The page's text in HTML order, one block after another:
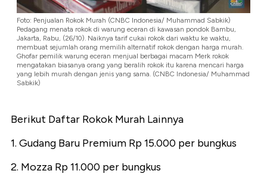
Foto: Penjualan Rokok Murah (CNBC Indonesia/ Muhammad Sabkik)
Pedagang menata rokok di warung eceran di kawasan pondok Bambu,
Jakarta, Rabu, (26/10). Naiknya tarif cukai rokok dari waktu ke waktu,
membuat sejumlah orang memilih alternatif rokok dengan harga murah.
Ghofar pemilik warung eceran menjual berbagai macam Merk rokok
mengatakan biasanya orang yang beralih rokok itu karena mencari harga
yang lebih murah dengan jenis yang sama. (CNBC Indonesia/ Muhammad
Sabkik)
Berikut Daftar Rokok Murah Lainnya
1. Gudang Baru Premium Rp 15.000 per bungkus
2. Mozza Rp 11.000 per bungkus